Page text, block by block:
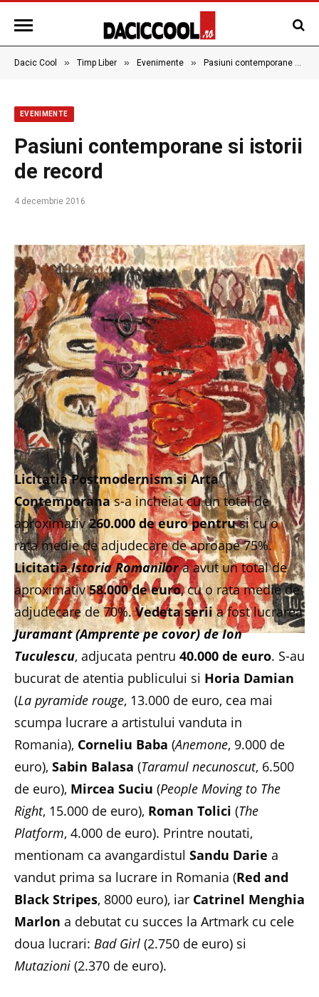
Dacic Cool » Timp Liber » Evenimente » Pasiuni contemporane si istorii de record
EVENIMENTE
Pasiuni contemporane si istorii
de record
4 decembrie 2016
Licitatia Postmodernism si Arta
Contemporanas-a incheiat cu un total de
aproximativ260.000 de euro pentrusi cu o
rata medie de adjudecare de aproape 75%.
LicitatiaIstoria Romanilora avut un total de
aproximativ58.000 de euro, cu o rata medie de
adjudecare de 70%.Vedeta seriia fost lucrarea
Juramant (Amprente pe covor) de Ion
Tuculescu, adjucata pentru 40.000 de euro. S-au
bucurat de atentia publicului si Horia Damian
(La pyramide rouge, 13.000 de euro, cea mai
scumpa lucrare a artistului vanduta in
Romania), Corneliu Baba (Anemone, 9.000 de
euro), Sabin Balasa (Taramul necunoscut, 6.500
de euro), Mircea Suciu (People Moving to The
Right, 15.000 de euro), Roman Tolici (The
Platform, 4.000 de euro). Printre noutati,
mentionam ca avangardistul Sandu Darie a
vandut prima sa lucrare in Romania (Red and
Black Stripes, 8000 euro), iar Catrinel Menghia
Marlon a debutat cu succes la Artmark cu cele
doua lucrari: Bad Girl (2.750 de euro) si
Mutazioni (2.370 de euro).